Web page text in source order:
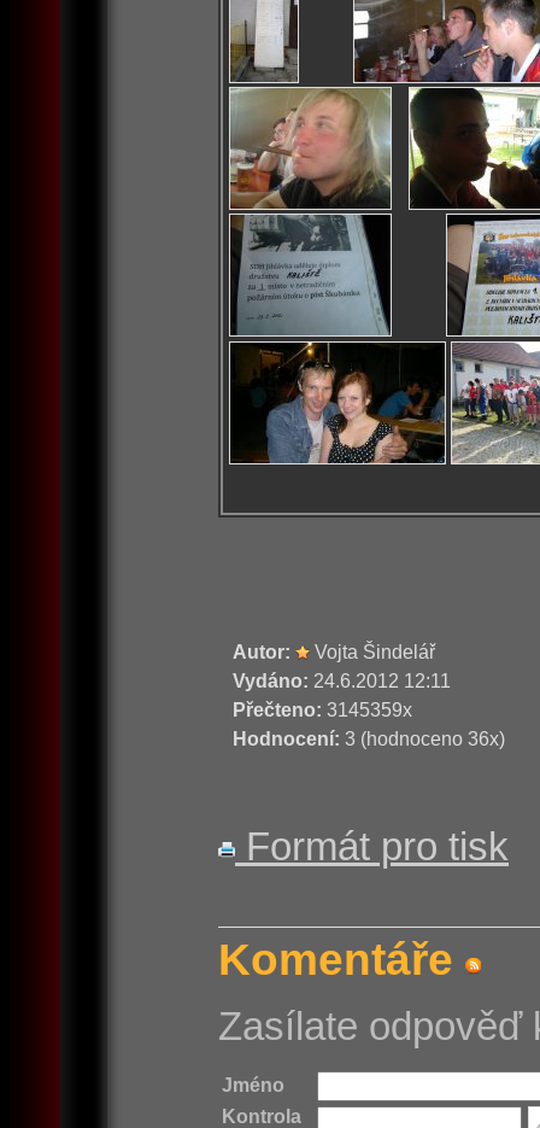
Autor:
Vojta Šindelář
Vydáno: 24.6.2012 12:11
Přečteno: 3145359x
Hodnocení: 3 (hodnoceno 36x)
Formát pro tisk
Komentáře
Zasílate odpověď
Jméno
Kontrola